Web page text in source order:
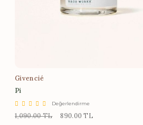
Givencié
Pi
Değerlendirme
1,090.00 TL 890.00 TL